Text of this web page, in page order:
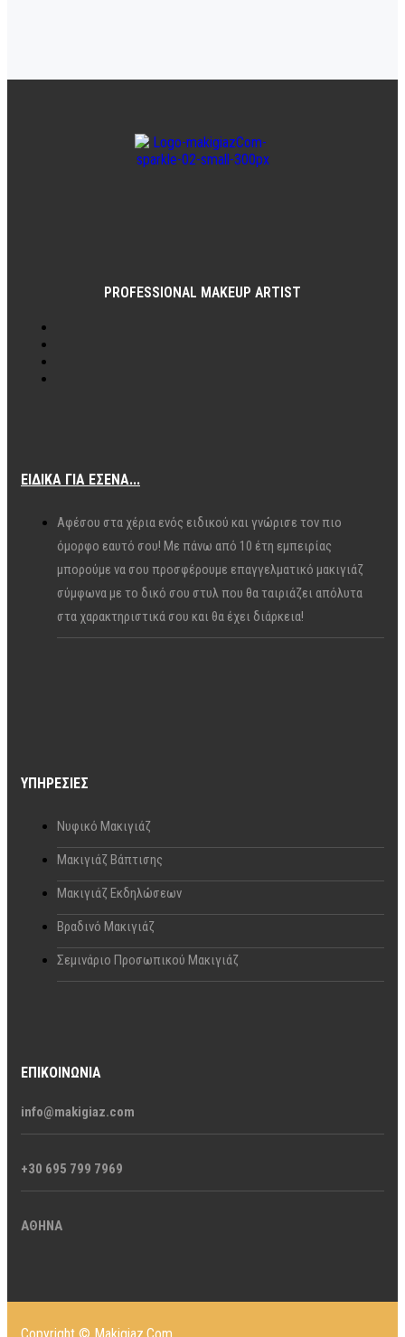
PROFESSIONAL MAKEUP ARTIST
ΕΙΔΙΚΆ ΓΙΑ ΕΣΈΝΑ...
Αφέσου στα χέρια ενός ειδικού και γνώρισε τον πιο
όμορφο εαυτό σου! Με πάνω από 10 έτη εμπειρίας
μπορούμε να σου προσφέρουμε επαγγελματικό μακιγιάζ
σύμφωνα με το δικό σου στυλ που θα ταιριάζει απόλυτα
στα χαρακτηριστικά σου και θα έχει διάρκεια!
ΥΠΗΡΕΣΊΕΣ
Νυφικό Μακιγιάζ
Μακιγιάζ Βάπτισης
Μακιγιάζ Εκδηλώσεων
Βραδινό Μακιγιάζ
Σεμινάριο Προσωπικού Μακιγιάζ
ΕΠΙΚΟΙΝΩΝΊΑ
info@makigiaz.com
+30 695 799 7969
ΑΘΗΝΑ